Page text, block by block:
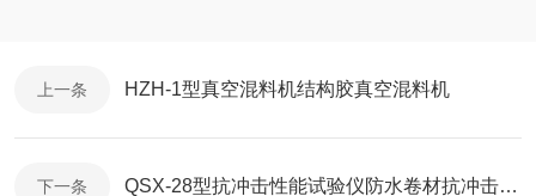
上一条 HZH-1型真空混料机结构胶真空混料机
下一条 QSX-28型抗冲击性能试验仪防水卷材抗冲击试验仪